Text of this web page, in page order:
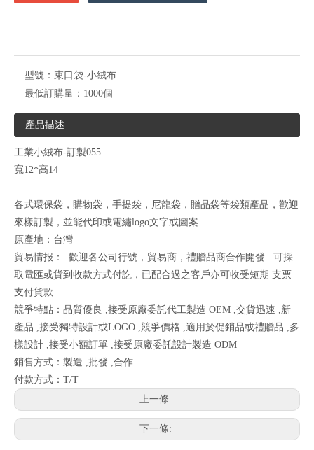
型號： 束口袋-小絨布
最低訂購量： 1000個
產品描述
工業小絨布-訂製055
寬12*高14
各式環保袋，購物袋，手提袋，尼龍袋，贈品袋等袋類產品，歡迎
來樣訂製，並能代印或電繡logo文字或圖案
原產地：台灣
貿易情报：. 歡迎各公司行號，貿易商，禮贈品商合作開發 . 可採
取電匯或貨到收款方式付訖，已配合過之客戶亦可收受短期 支票
支付貨款
競爭特點：品質優良 ,接受原廠委託代工製造 OEM ,交貨迅速 ,新
產品 ,接受獨特設計或LOGO ,競爭價格 ,適用於促銷品或禮贈品 ,多
樣設計 ,接受小額訂單 ,接受原廠委託設計製造 ODM
銷售方式：製造 ,批發 ,合作
付款方式：T/T
上一條:
下一條: